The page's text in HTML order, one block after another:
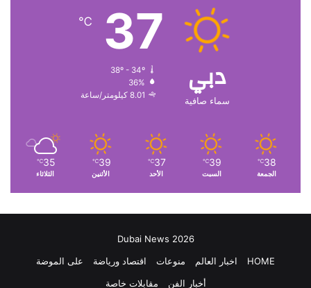
دبي
سماء صافية
37
℃
38º - 34º
36%
8.01 كيلومتر/ساعة
38
℃
الجمعة
39
℃
السبت
37
℃
الأحد
39
℃
الأثنين
35
℃
الثلاثاء
Dubai News 2026
HOME
اخبار العالم منوعات اقتصاد ورياضة
على الموضة
أخبار الفن
مقابلات خاصة